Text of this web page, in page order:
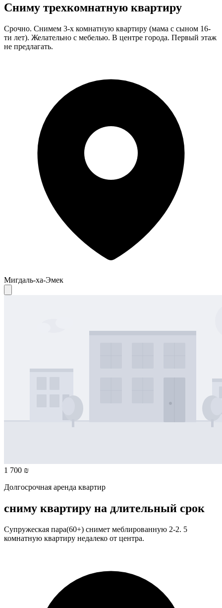
Сниму трехкомнатную квартиру
Срочно. Снимем 3-х комнатную квартиру (мама с сыном 16-
ти лет). Желательно с мебелью. В центре города. Первый этаж
не предлагать.
Мигдаль-ха-Эмек
1 700 ₪
Долгосрочная аренда квартир
сниму квартиру на длительный срок
Супружеская пара(60+) снимет меблированную 2-2. 5
комнатную квартиру недалеко от центра.